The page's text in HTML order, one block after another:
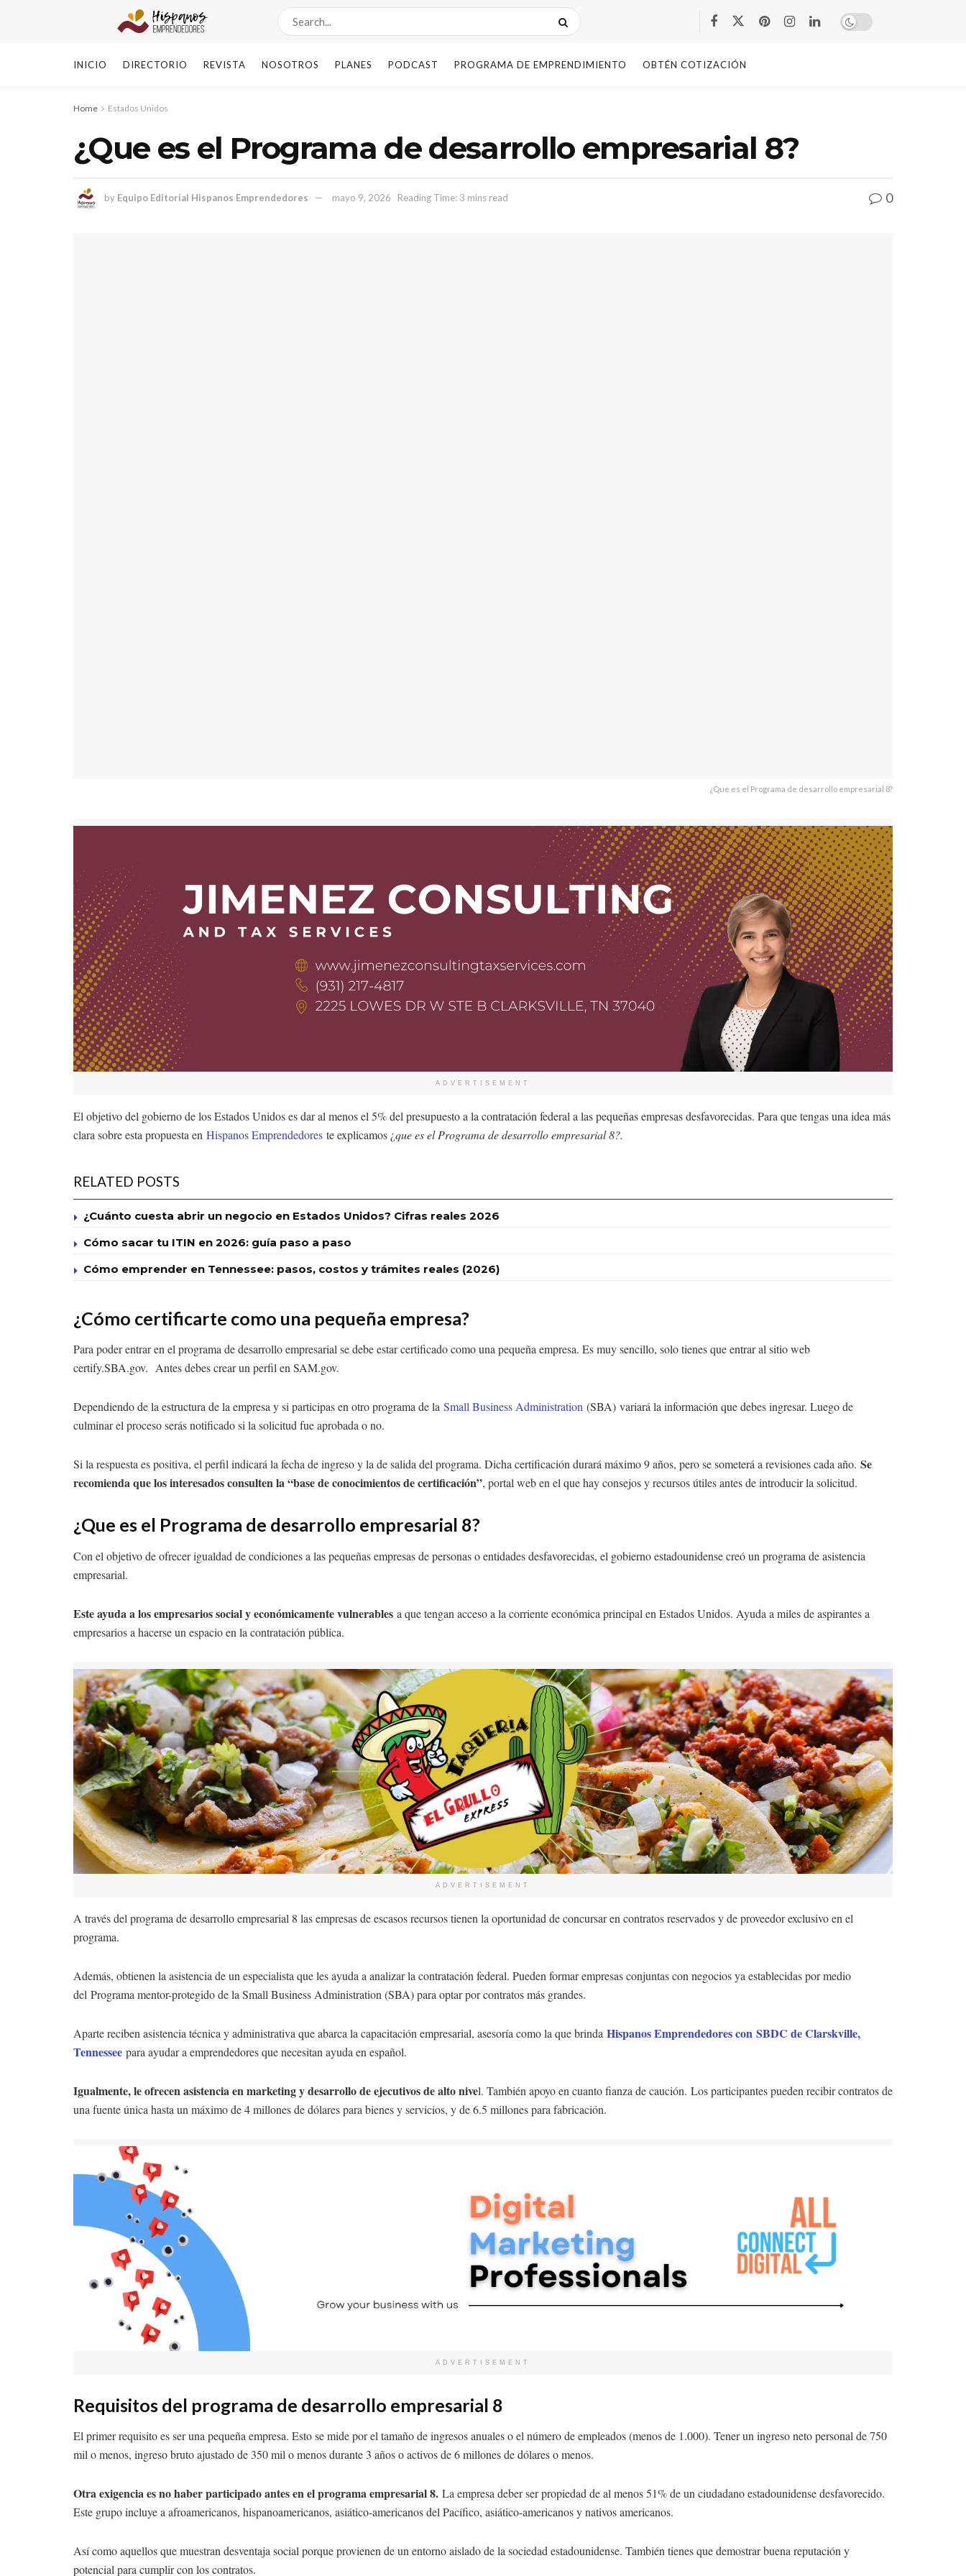
INICIO DIRECTORIO REVISTA NOSOTROS PLANES PODCAST PROGRAMA DE EMPRENDIMIENTO OBTÉN COTIZACIÓN
Home Estados Unidos
¿Que es el Programa de desarrollo empresarial 8?
by Equipo Editorial Hispanos Emprendedores mayo 9, 2026 Reading Time: 3 mins read 0
¿Que es el Programa de desarrollo empresarial 8?
ADVERTISEMENT
El objetivo del gobierno de los Estados Unidos es dar al menos el 5% del presupuesto a la contratación federal a las pequeñas empresas desfavorecidas. Para que tengas una idea más
clara sobre esta propuesta en Hispanos Emprendedores te explicamos ¿que es el Programa de desarrollo empresarial 8?.
RELATED POSTS
¿Cuánto cuesta abrir un negocio en Estados Unidos? Cifras reales 2026
Cómo sacar tu ITIN en 2026: guía paso a paso
Cómo emprender en Tennessee: pasos, costos y trámites reales (2026)
¿Cómo certificarte como una pequeña empresa?
Para poder entrar en el programa de desarrollo empresarial se debe estar certificado como una pequeña empresa. Es muy sencillo, solo tienes que entrar al sitio web
certify.SBA.gov. Antes debes crear un perfil en SAM.gov.
Dependiendo de la estructura de la empresa y si participas en otro programa de la Small Business Administration (SBA) variará la información que debes ingresar. Luego de
culminar el proceso serás notificado si la solicitud fue aprobada o no.
Si la respuesta es positiva, el perfil indicará la fecha de ingreso y la de salida del programa. Dicha certificación durará máximo 9 años, pero se someterá a revisiones cada año. Se
recomienda que los interesados consulten la “base de conocimientos de certificación”, portal web en el que hay consejos y recursos útiles antes de introducir la solicitud.
¿Que es el Programa de desarrollo empresarial 8?
Con el objetivo de ofrecer igualdad de condiciones a las pequeñas empresas de personas o entidades desfavorecidas, el gobierno estadounidense creó un programa de asistencia
empresarial.
Este ayuda a los empresarios social y económicamente vulnerables a que tengan acceso a la corriente económica principal en Estados Unidos. Ayuda a miles de aspirantes a
empresarios a hacerse un espacio en la contratación pública.
ADVERTISEMENT
A través del programa de desarrollo empresarial 8 las empresas de escasos recursos tienen la oportunidad de concursar en contratos reservados y de proveedor exclusivo en el
programa.
Además, obtienen la asistencia de un especialista que les ayuda a analizar la contratación federal. Pueden formar empresas conjuntas con negocios ya establecidas por medio
del Programa mentor-protegido de la Small Business Administration (SBA) para optar por contratos más grandes.
Aparte reciben asistencia técnica y administrativa que abarca la capacitación empresarial, asesoría como la que brinda Hispanos Emprendedores con SBDC de Clarskville,
Tennessee para ayudar a emprendedores que necesitan ayuda en español.
Igualmente, le ofrecen asistencia en marketing y desarrollo de ejecutivos de alto nivel. También apoyo en cuanto fianza de caución. Los participantes pueden recibir contratos de
una fuente única hasta un máximo de 4 millones de dólares para bienes y servicios, y de 6.5 millones para fabricación.
ADVERTISEMENT
Requisitos del programa de desarrollo empresarial 8
El primer requisito es ser una pequeña empresa. Esto se mide por el tamaño de ingresos anuales o el número de empleados (menos de 1.000). Tener un ingreso neto personal de 750
mil o menos, ingreso bruto ajustado de 350 mil o menos durante 3 años o activos de 6 millones de dólares o menos.
Otra exigencia es no haber participado antes en el programa empresarial 8. La empresa deber ser propiedad de al menos 51% de un ciudadano estadounidense desfavorecido.
Este grupo incluye a afroamericanos, hispanoamericanos, asiático-americanos del Pacífico, asiático-americanos y nativos americanos.
Así como aquellos que muestran desventaja social porque provienen de un entorno aislado de la sociedad estadounidense. También tienes que demostrar buena reputación y
potencial para cumplir con los contratos.